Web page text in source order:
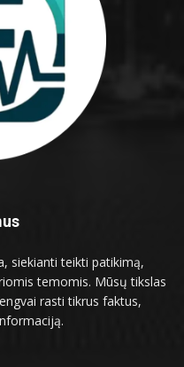
siekianti teikti patikimą,
temomis. Mūsų tikslas
rasti tikrus faktus,